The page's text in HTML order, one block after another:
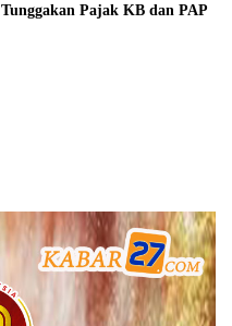
Tunggakan Pajak KB dan PAP